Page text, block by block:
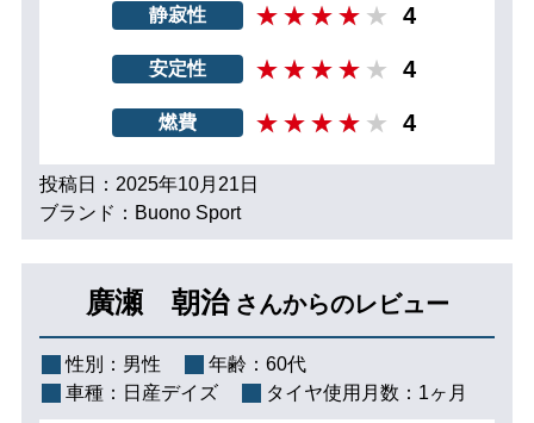
静寂性 4
安定性 4
燃費 4
投稿日：2025年10月21日
ブランド：Buono Sport
廣瀬 朝治 さんからのレビュー
性別： 男性 年齢： 60代
車種： 日産デイズ タイヤ使用月数： 1ヶ月